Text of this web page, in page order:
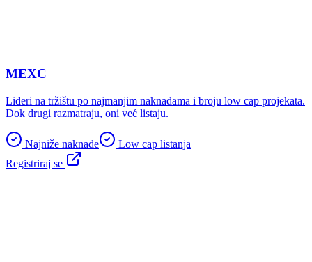
MEXC
Lideri na tržištu po najmanjim naknadama i broju low cap projekata.
Dok drugi razmatraju, oni već listaju.
Najniže naknade
Low cap listanja
Registriraj se